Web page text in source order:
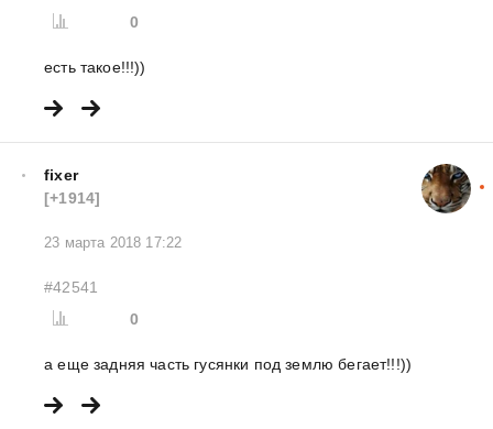
0
есть такое!!!))
fixer
[+1914]
23 марта 2018 17:22
#42541
0
а еще задняя часть гусянки под землю бегает!!!))